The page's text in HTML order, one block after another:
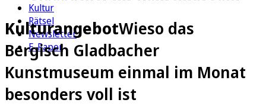
Kultur
Rätsel
Newsletter
E-Paper
KulturangebotWieso das
Bergisch Gladbacher
Kunstmuseum einmal im Monat
besonders voll ist